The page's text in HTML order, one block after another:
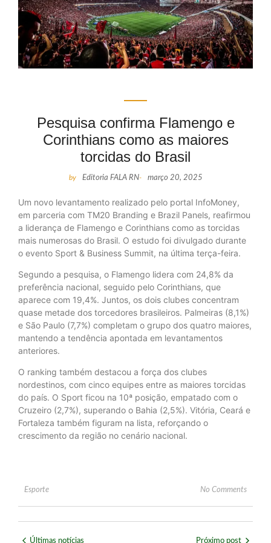
Pesquisa confirma Flamengo e
Corinthians como as maiores
torcidas do Brasil
by Editoria FALA RN- março 20, 2025
Um novo levantamento realizado pelo portal InfoMoney,
em parceria com TM20 Branding e Brazil Panels, reafirmou
a liderança de Flamengo e Corinthians como as torcidas
mais numerosas do Brasil. O estudo foi divulgado durante
o evento Sport & Business Summit, na última terça-feira.
Segundo a pesquisa, o Flamengo lidera com 24,8% da
preferência nacional, seguido pelo Corinthians, que
aparece com 19,4%. Juntos, os dois clubes concentram
quase metade dos torcedores brasileiros. Palmeiras (8,1%)
e São Paulo (7,7%) completam o grupo dos quatro maiores,
mantendo a tendência apontada em levantamentos
anteriores.
O ranking também destacou a força dos clubes
nordestinos, com cinco equipes entre as maiores torcidas
do país. O Sport ficou na 10ª posição, empatado com o
Cruzeiro (2,7%), superando o Bahia (2,5%). Vitória, Ceará e
Fortaleza também figuram na lista, reforçando o
crescimento da região no cenário nacional.
Esporte No Comments
Últimas notícias Próximo post